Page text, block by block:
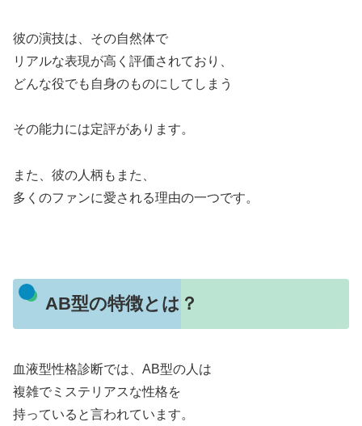
彼の演技は、その自然体で
リアルな表現が高く評価されており、
どんな役でも自身のものにしてしまう
その能力には定評があります。
また、彼の人柄もまた、
多くのファンに愛される理由の一つです。
AB型の特徴とは？
血液型性格診断では、AB型の人は
複雑でミステリアスな性格を
持っていると言われています。